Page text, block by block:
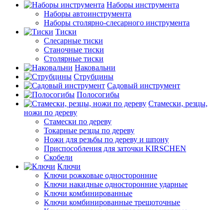
Наборы инструмента
Наборы автоинструмента
Наборы столярно-слесарного инструмента
Тиски
Слесарные тиски
Станочные тиски
Столярные тиски
Наковальни
Струбцины
Садовый инструмент
Полосогибы
Стамески, резцы,
ножи по дереву
Стамески по дереву
Токарные резцы по дереву
Ножи для резьбы по дереву и шпону
Приспособления для заточки KIRSCHEN
Скобели
Ключи
Ключи рожковые односторонние
Ключи накидные односторонние ударные
Ключи комбинированные
Ключи комбинированные трещоточные